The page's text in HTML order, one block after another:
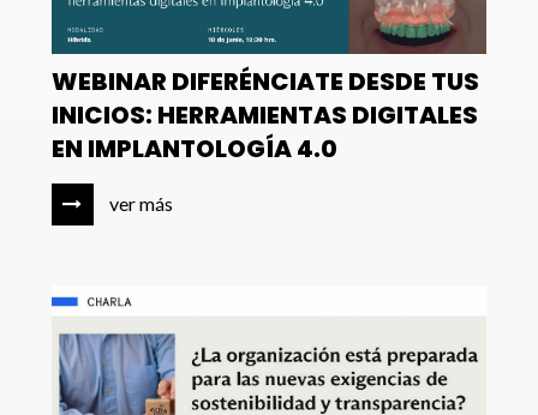
WEBINAR DIFERÉNCIATE DESDE TUS
INICIOS: HERRAMIENTAS DIGITALES
EN IMPLANTOLOGÍA 4.0
ver más